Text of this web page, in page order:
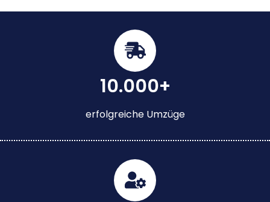
10.000+
erfolgreiche Umzüge